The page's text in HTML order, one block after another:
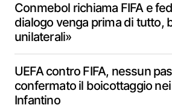
Conmebol richiama FIFA e
dialogo venga prima di tutto,
unilaterali»
UEFA contro FIFA, nessun
confermato il boicottaggio
Infantino